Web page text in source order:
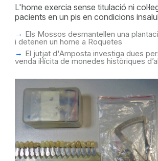
L'home exercia sense titulació ni
pacients en un pis en condicions
Els Mossos desmantellen una
i detenen un home a Roquetes
El jutjat d'Amposta investiga dues
venda il·lícita de monedes històriques